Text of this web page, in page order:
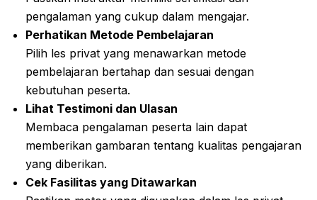
pengalaman yang cukup dalam mengajar.
Perhatikan Metode Pembelajaran
Pilih les privat yang menawarkan metode
pembelajaran bertahap dan sesuai dengan
kebutuhan peserta.
Lihat Testimoni dan Ulasan
Membaca pengalaman peserta lain dapat
memberikan gambaran tentang kualitas pengajaran
yang diberikan.
Cek Fasilitas yang Ditawarkan